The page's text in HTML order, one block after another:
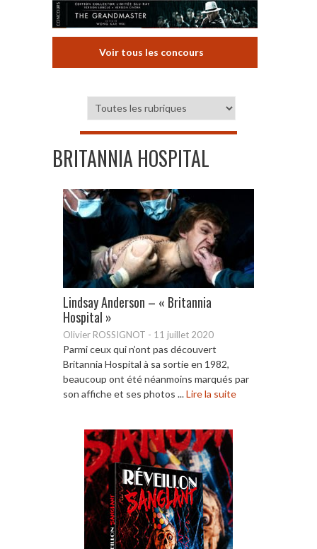
Voir tous les concours
BRITANNIA HOSPITAL
Lindsay Anderson – « Britannia
Hospital »
Olivier ROSSIGNOT - 11 juillet 2020
Parmi ceux qui n’ont pas découvert
Britannia Hospital à sa sortie en 1982,
beaucoup ont été néanmoins marqués par
son affiche et ses photos ...Lire la suite